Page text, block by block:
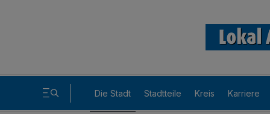
Die Stadt Stadtteile Kreis Karriere